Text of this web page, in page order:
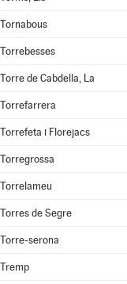
Tornabous
Torrebesses
Torre de Cabdella, La
Torrefarrera
Torrefeta i Florejacs
Torregrossa
Torrelameu
Torres de Segre
Torre-serona
Tremp